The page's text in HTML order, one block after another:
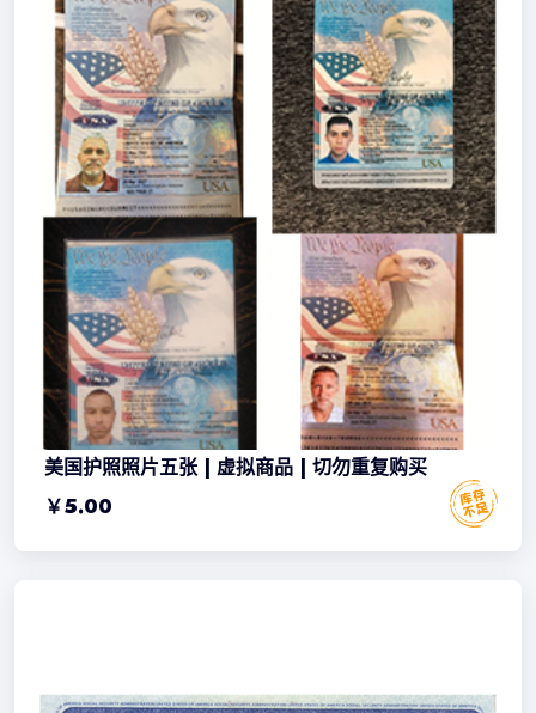
美国护照照片五张 | 虚拟商品 | 切勿重复购买
￥5.00